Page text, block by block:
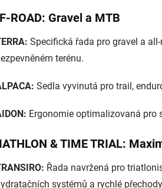
ROAD: Gravel a MTB
Specifická řada pro gravel a
terénu.
Sedla vyvinutá pro trail,
Ergonomie optimalizovaná pro
& TIME TRIAL:
Řada navržená pro
systémů a rychlé